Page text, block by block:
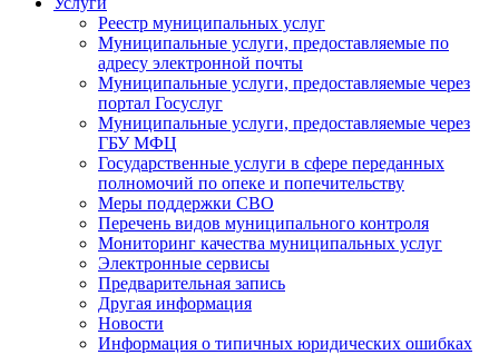
Реестр муниципальных услуг
Муниципальные услуги, предоставляемые по
адресу электронной почты
Муниципальные услуги, предоставляемые через
портал Госуслуг
Муниципальные услуги, предоставляемые через
ГБУ МФЦ
Государственные услуги в сфере переданных
полномочий по опеке и попечительству
Меры поддержки СВО
Перечень видов муниципального контроля
Мониторинг качества муниципальных услуг
Электронные сервисы
Предварительная запись
Другая информация
Новости
Информация о типичных юридических ошибках